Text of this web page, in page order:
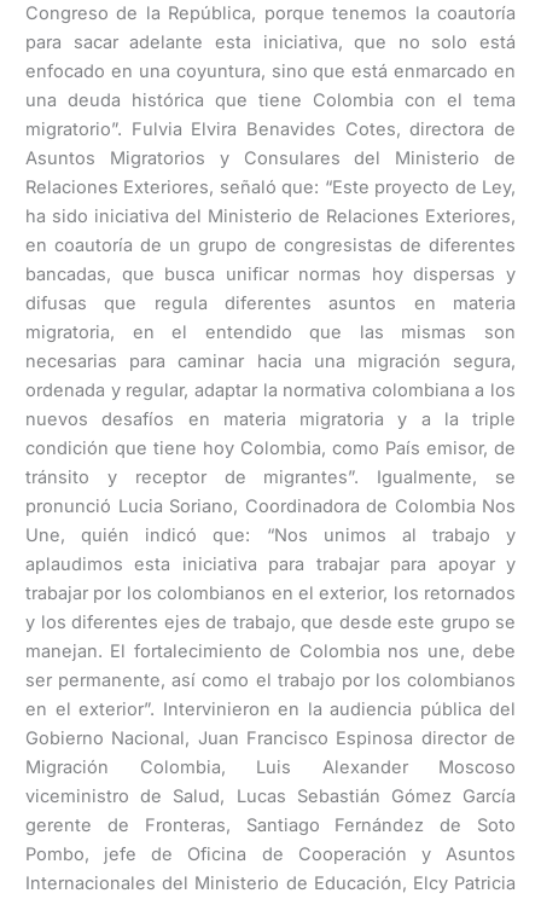
Congreso de la República, porque tenemos la coautoría
para sacar adelante esta iniciativa, que no solo está
enfocado en una coyuntura, sino que está enmarcado en
una deuda histórica que tiene Colombia con el tema
migratorio”. Fulvia Elvira Benavides Cotes, directora de
Asuntos Migratorios y Consulares del Ministerio de
Relaciones Exteriores, señaló que: “Este proyecto de Ley,
ha sido iniciativa del Ministerio de Relaciones Exteriores,
en coautoría de un grupo de congresistas de diferentes
bancadas, que busca unificar normas hoy dispersas y
difusas que regula diferentes asuntos en materia
migratoria, en el entendido que las mismas son
necesarias para caminar hacia una migración segura,
ordenada y regular, adaptar la normativa colombiana a los
nuevos desafíos en materia migratoria y a la triple
condición que tiene hoy Colombia, como País emisor, de
tránsito y receptor de migrantes”. Igualmente, se
pronunció Lucia Soriano, Coordinadora de Colombia Nos
Une, quién indicó que: “Nos unimos al trabajo y
aplaudimos esta iniciativa para trabajar para apoyar y
trabajar por los colombianos en el exterior, los retornados
y los diferentes ejes de trabajo, que desde este grupo se
manejan. El fortalecimiento de Colombia nos une, debe
ser permanente, así como el trabajo por los colombianos
en el exterior”. Intervinieron en la audiencia pública del
Gobierno Nacional, Juan Francisco Espinosa director de
Migración Colombia, Luis Alexander Moscoso
viceministro de Salud, Lucas Sebastián Gómez García
gerente de Fronteras, Santiago Fernández de Soto
Pombo, jefe de Oficina de Cooperación y Asuntos
Internacionales del Ministerio de Educación, Elcy Patricia